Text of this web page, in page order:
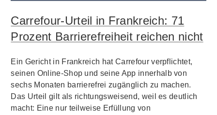
Carrefour-Urteil in Frankreich: 71
Prozent Barrierefreiheit reichen nicht
Ein Gericht in Frankreich hat Carrefour verpflichtet,
seinen Online-Shop und seine App innerhalb von
sechs Monaten barrierefrei zugänglich zu machen.
Das Urteil gilt als richtungsweisend, weil es deutlich
macht: Eine nur teilweise Erfüllung von